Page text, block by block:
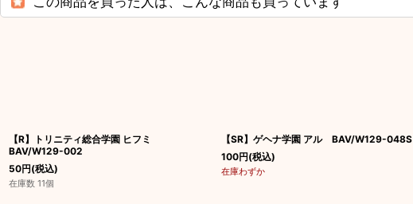
【R】トリニティ総合学園 ヒフミ
BAV/W129-002
50円(税込)
在庫数 11個
【SR】ゲヘナ学園 アル BAV/W129-048S
100円(税込)
在庫わずか